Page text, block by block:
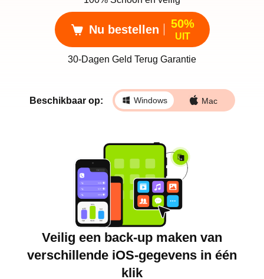
Beschikbaar op: Windows Mac
Nu bestellen 50%
UIT
30-Dagen Geld Terug Garantie
Veilig een back-up maken van
verschillende iOS-gegevens in één
klik